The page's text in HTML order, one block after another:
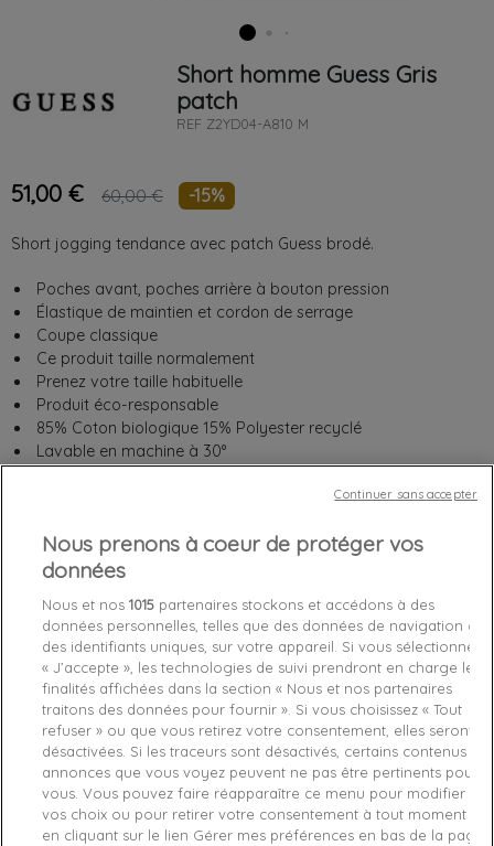
Short homme Guess Gris
patch
REF Z2YD04-A810 M
51,00 € 60,00 € -15%
Short jogging tendance avec patch Guess brodé.
Poches avant, poches arrière à bouton pression
Élastique de maintien et cordon de serrage
Coupe classique
Ce produit taille normalement
Prenez votre taille habituelle
Produit éco-responsable
85% Coton biologique 15% Polyester recyclé
Lavable en machine à 30°
XS
Chez vousentre le mercredi 12/08/26et le jeudi 13/08/26
Derniers articles en stock
Je craque ! favorite_border
Nous prenons à coeur de protéger vos
données
Nous et nos1015 partenaires stockons et accédons à des
données personnelles, telles que des données de navigation ou
des identifiants uniques, sur votre appareil. Si vous sélectionnez
« J’accepte », les technologies de suivi prendront en charge les
finalités affichées dans la section « Nous et nos partenaires
traitons des données pour fournir ». Si vous choisissez « Tout
refuser » ou que vous retirez votre consentement, elles seront
désactivées. Si les traceurs sont désactivés, certains contenus et
annonces que vous voyez peuvent ne pas être pertinents pour
vous. Vous pouvez faire réapparaître ce menu pour modifier
vos choix ou pour retirer votre consentement à tout moment
en cliquant sur le lien Gérer mes préférences en bas de la page
Continuer sans accepter